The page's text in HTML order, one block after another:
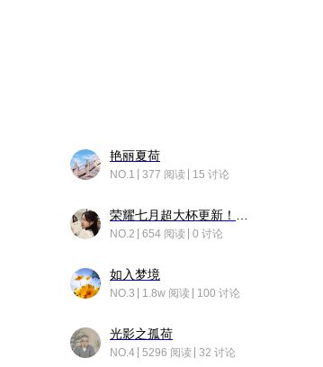
艳丽夏荷
NO.1 377 阅读 15 讨论
NO.2 654 阅读 0 讨论
如入梦境
NO.3 1.8w 阅读 100 讨论
光影之孤荷
NO.4 5296 阅读 32 讨论